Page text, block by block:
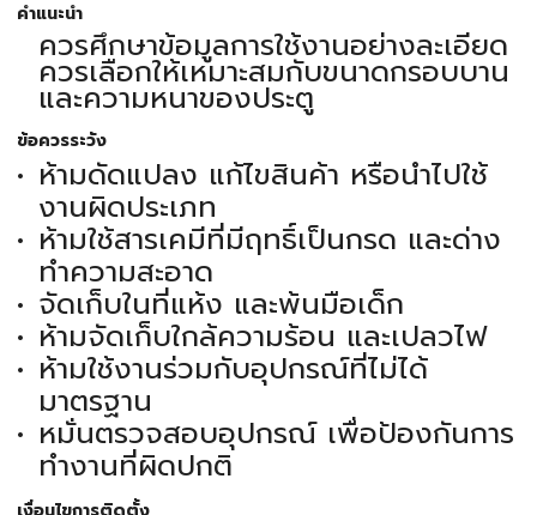
คำแนะนำ
ควรศึกษาข้อมูลการใช้งานอย่างละเอียด
ควรเลือกให้เหมาะสมกับขนาดกรอบบาน
และความหนาของประตู
ข้อควรระวัง
ห้ามดัดแปลง แก้ไขสินค้า หรือนำไปใช้
งานผิดประเภท
ห้ามใช้สารเคมีที่มีฤทธิ์เป็นกรด และด่าง
ทำความสะอาด
จัดเก็บในที่แห้ง และพ้นมือเด็ก
ห้ามจัดเก็บใกล้ความร้อน และเปลวไฟ
ห้ามใช้งานร่วมกับอุปกรณ์ที่ไม่ได้
มาตรฐาน
หมั่นตรวจสอบอุปกรณ์ เพื่อป้องกันการ
ทำงานที่ผิดปกติ